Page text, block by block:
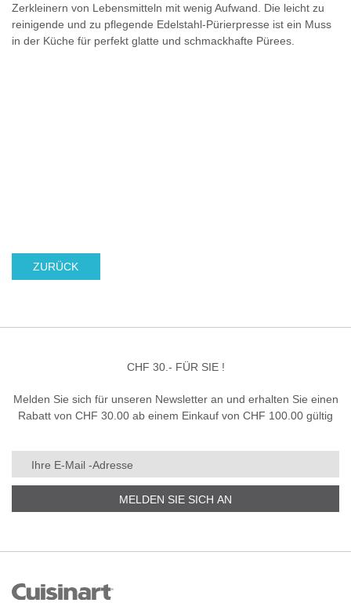
Zerkleinern von Lebensmitteln mit wenig Aufwand. Die leicht zu
reinigende und zu pflegende Edelstahl-Pürierpresse ist ein Muss
in der Küche für perfekt glatte und schmackhafte Pürees.
ZURÜCK
CHF 30.- FÜR SIE !
Melden Sie sich für unseren Newsletter an und erhalten Sie einen
Rabatt von CHF 30.00 ab einem Einkauf von CHF 100.00 gültig
MELDEN SIE SICH AN